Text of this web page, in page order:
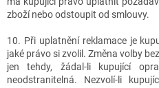
zboží nebo odstoupit od smlouvy.
10. Při uplatnění reklamace je
jaké právo si zvolil. Změna volby
jen tehdy, žádal-li kupující
neodstranitelná. Nezvolí-li